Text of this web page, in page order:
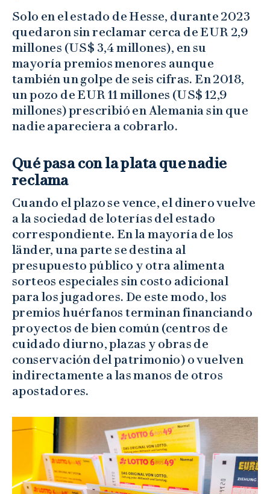
Solo en el estado de Hesse, durante 2023
quedaron sin reclamar cerca de EUR 2,9
millones (US$ 3,4 millones), en su
mayoría premios menores aunque
también un golpe de seis cifras. En 2018,
un pozo de EUR 11 millones (US$ 12,9
millones) prescribió en Alemania sin que
nadie apareciera a cobrarlo.
Qué pasa con la plata que nadie
reclama
Cuando el plazo se vence, el dinero vuelve
a la sociedad de loterías del estado
correspondiente. En la mayoría de los
länder, una parte se destina al
presupuesto público y otra alimenta
sorteos especiales sin costo adicional
para los jugadores. De este modo, los
premios huérfanos terminan financiando
proyectos de bien común (centros de
cuidado diurno, plazas y obras de
conservación del patrimonio) o vuelven
indirectamente a las manos de otros
apostadores.